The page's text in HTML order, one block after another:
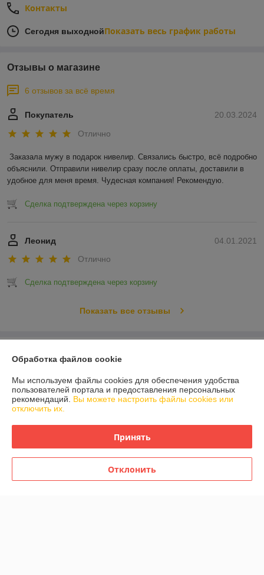
Контакты
Сегодня выходнойПоказать весь график работы
Отзывы о магазине
6 отзывов за всё время
20.03.2024
Покупатель
Отлично
Заказала мужу в подарок нивелир. Связались быстро, всё подробно
объяснили. Отправили нивелир сразу после оплаты, доставили в
удобное для меня время. Чудесная компания! Рекомендую.
Сделка подтверждена через корзину
04.01.2021
Леонид
Отлично
Сделка подтверждена через корзину
Показать все отзывы
Контакты
Доставка и оплата
Полная версия сайта
Обработка файлов cookie
Мы используем файлы cookies для обеспечения удобства
пользователей портала и предоставления персональных
рекомендаций. Вы можете настроить файлы cookies или
отключить их.
Принять
Отклонить